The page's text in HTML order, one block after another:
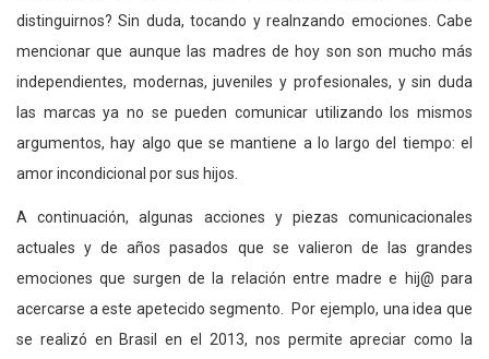
distinguirnos? Sin duda, tocando y realnzando emociones. Cabe
mencionar que aunque las madres de hoy son son mucho más
independientes, modernas, juveniles y profesionales, y sin duda
las marcas ya no se pueden comunicar utilizando los mismos
argumentos, hay algo que se mantiene a lo largo del tiempo: el
amor incondicional por sus hijos.
A continuación, algunas acciones y piezas comunicacionales
actuales y de años pasados que se valieron de las grandes
emociones que surgen de la relación entre madre e hij@ para
acercarse a este apetecido segmento. Por ejemplo, una idea que
se realizó en Brasil en el 2013, nos permite apreciar como la